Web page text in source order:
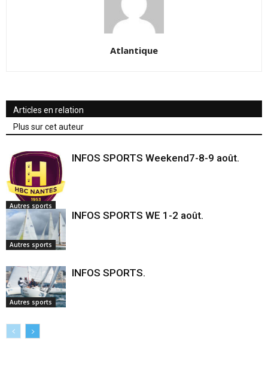
Atlantique
Articles en relation
Plus sur cet auteur
Autres sports
INFOS SPORTS Weekend7-8-9 août.
Autres sports
INFOS SPORTS WE 1-2 août.
Autres sports
INFOS SPORTS.